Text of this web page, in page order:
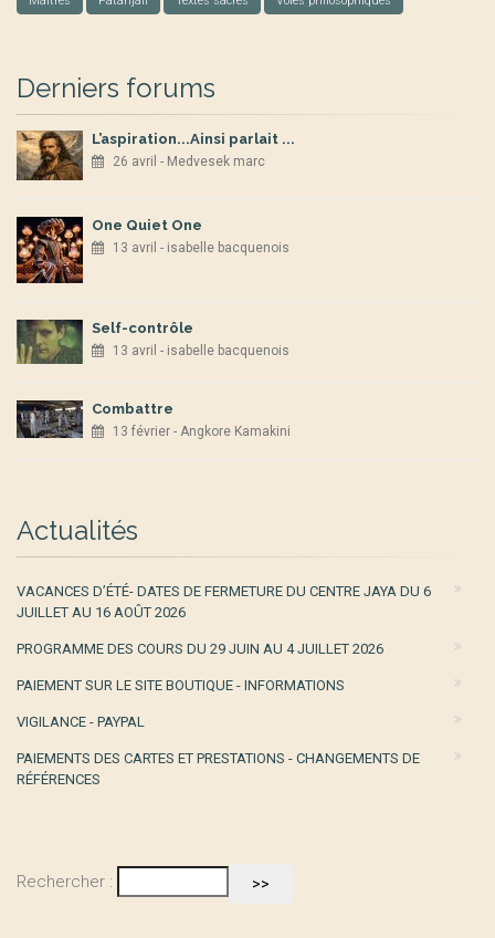
Derniers forums
L’aspiration...Ainsi parlait ...
26 avril - Medvesek marc
One Quiet One
13 avril - isabelle bacquenois
Self-contrôle
13 avril - isabelle bacquenois
Combattre
13 février - Angkore Kamakini
Actualités
VACANCES D’ÉTÉ- DATES DE FERMETURE DU CENTRE JAYA DU 6
JUILLET AU 16 AOÛT 2026
PROGRAMME DES COURS DU 29 JUIN AU 4 JUILLET 2026
PAIEMENT SUR LE SITE BOUTIQUE - INFORMATIONS
VIGILANCE - PAYPAL
PAIEMENTS DES CARTES ET PRESTATIONS - CHANGEMENTS DE
RÉFÉRENCES
Rechercher :